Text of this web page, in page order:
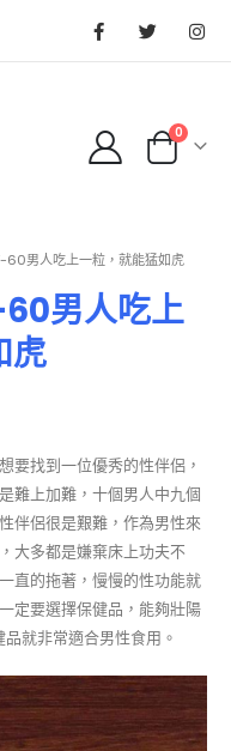
0
60男人吃上一粒，就能猛如虎
男人吃上
虎
要找到一位優秀的性伴侶，
難上加難，十個男人中九個
伴侶很是艱難，作為男性來
大多都是嫌棄床上功夫不
直的拖著，慢慢的性功能就
定要選擇保健品，能夠壯陽
就非常適合男性食用。